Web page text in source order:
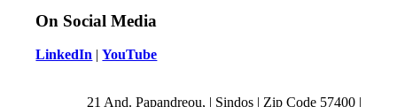
On Social Media
LinkedIn |YouTube
21 And. Papandreou, | Sindos | Zip Code 57400 |